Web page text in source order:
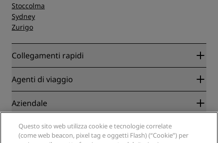
Stoccolma
Sydney
Zurigo
Collegamenti rapidi
Radisson Rewards
Blog
Destinazioni
APP Radisson Hotels
Agenti di viaggio
Partner
Agenti di viaggio
Aziendale
Radisson Hotel Group
Media
Note legali
Questo sito web utilizza cookie e tecnologie correlate
(come web beacon, pixel tag e oggetti Flash) (“Cookie”) per